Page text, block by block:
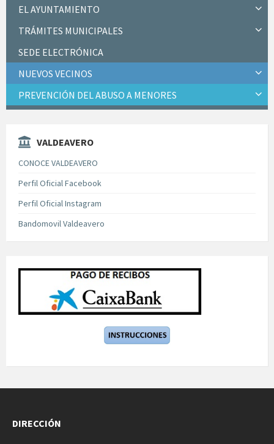
EL AYUNTAMIENTO
TRÁMITES MUNICIPALES
SEDE ELECTRÓNICA
NUEVOS VECINOS
PREVENCIÓN DEL ABUSO A MENORES
VALDEAVERO
CONOCE VALDEAVERO
Perfil Oficial Facebook
Perfil Oficial Instagram
Bandomovil Valdeavero
DIRECCIÓN